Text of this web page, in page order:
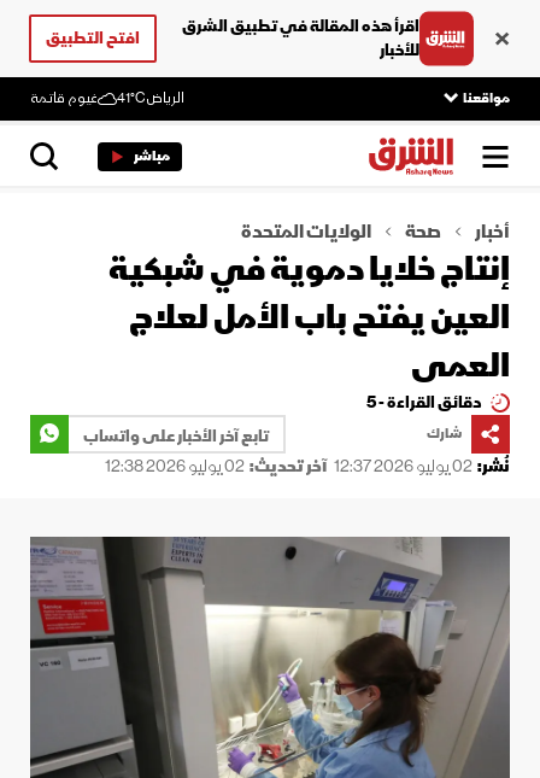
اقرأ هذه المقالة في تطبيق الشرق
للأخبار
افتح التطبيق
مواقعنا الرياض41°C غيوم قاتمة
مباشر
أخبار صحة الولايات المتحدة
إنتاج خلايا دموية في شبكية
العين يفتح باب الأمل لعلاج
العمى
دقائق القراءة - 5
شارك
تابع آخر الأخبار على واتساب
نُشر:02 يوليو 2026 12:37 آخر تحديث:02 يوليو 2026 12:38